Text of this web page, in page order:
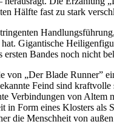
Hälfte fast zu stark
Gigantische
Bandes noch nicht
„Der Blade Runner”
Feind sind
Verbindungen von
Form eines Klosters
die Menschheit von